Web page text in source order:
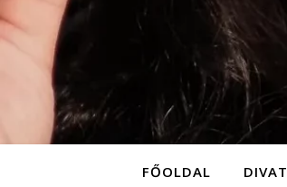
FŐOLDAL DIVAT